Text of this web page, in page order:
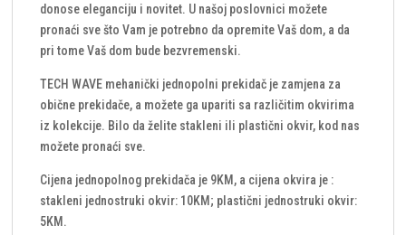
donose eleganciju i novitet. U našoj poslovnici možete
pronaći sve što Vam je potrebno da opremite Vaš dom, a da
pri tome Vaš dom bude bezvremenski.
TECH WAVE mehanički jednopolni prekidač je zamjena za
obične prekidače, a možete ga upariti sa različitim okvirima
iz kolekcije. Bilo da želite stakleni ili plastični okvir, kod nas
možete pronaći sve.
Cijena jednopolnog prekidača je 9KM, a cijena okvira je :
stakleni jednostruki okvir: 10KM; plastični jednostruki okvir:
5KM.